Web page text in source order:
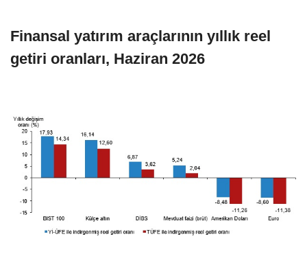
Finansal yatırım araçlarının yıllık reel
getiri oranları, Haziran 2026